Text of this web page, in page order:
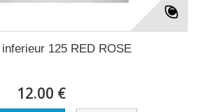
125 RED ROSE
12.00 €